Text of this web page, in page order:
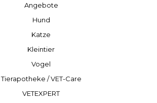
Angebote
Hund
Katze
Kleintier
Vogel
Tierapotheke / VET-Care
VETEXPERT